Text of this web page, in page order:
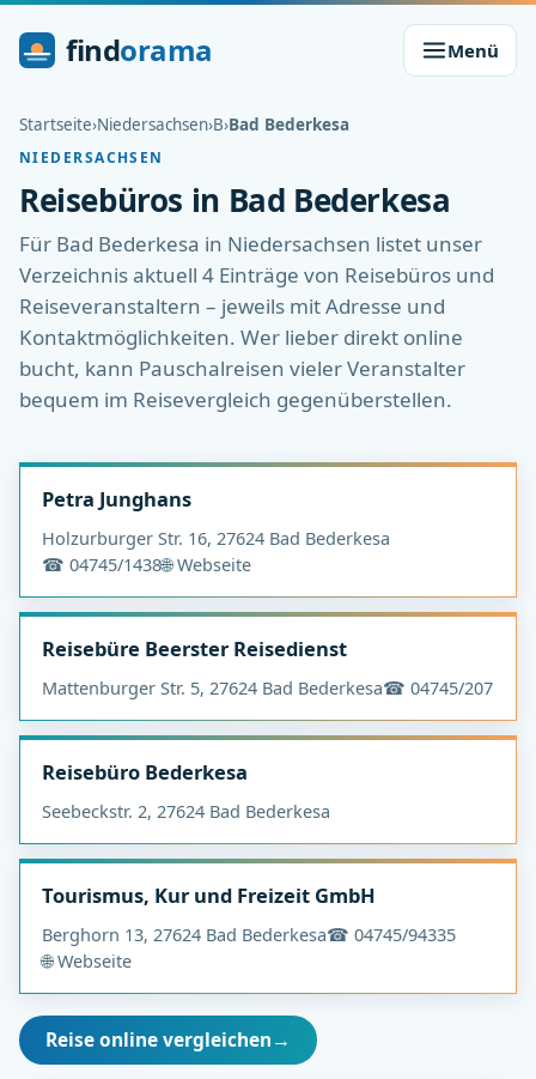
findorama Menü
Startseite›Niedersachsen›B›Bad Bederkesa
NIEDERSACHSEN
Reisebüros in Bad Bederkesa
Für Bad Bederkesa in Niedersachsen listet unser
Verzeichnis aktuell 4 Einträge von Reisebüros und
Reiseveranstaltern – jeweils mit Adresse und
Kontaktmöglichkeiten. Wer lieber direkt online
bucht, kann Pauschalreisen vieler Veranstalter
bequem im Reisevergleich gegenüberstellen.
Petra Junghans
Holzurburger Str. 16, 27624 Bad Bederkesa
☎ 04745/1438🌐 Webseite
Reisebüre Beerster Reisedienst
Mattenburger Str. 5, 27624 Bad Bederkesa☎ 04745/207
Reisebüro Bederkesa
Seebeckstr. 2, 27624 Bad Bederkesa
Tourismus, Kur und Freizeit GmbH
Berghorn 13, 27624 Bad Bederkesa☎ 04745/94335
🌐 Webseite
Reise online vergleichen→